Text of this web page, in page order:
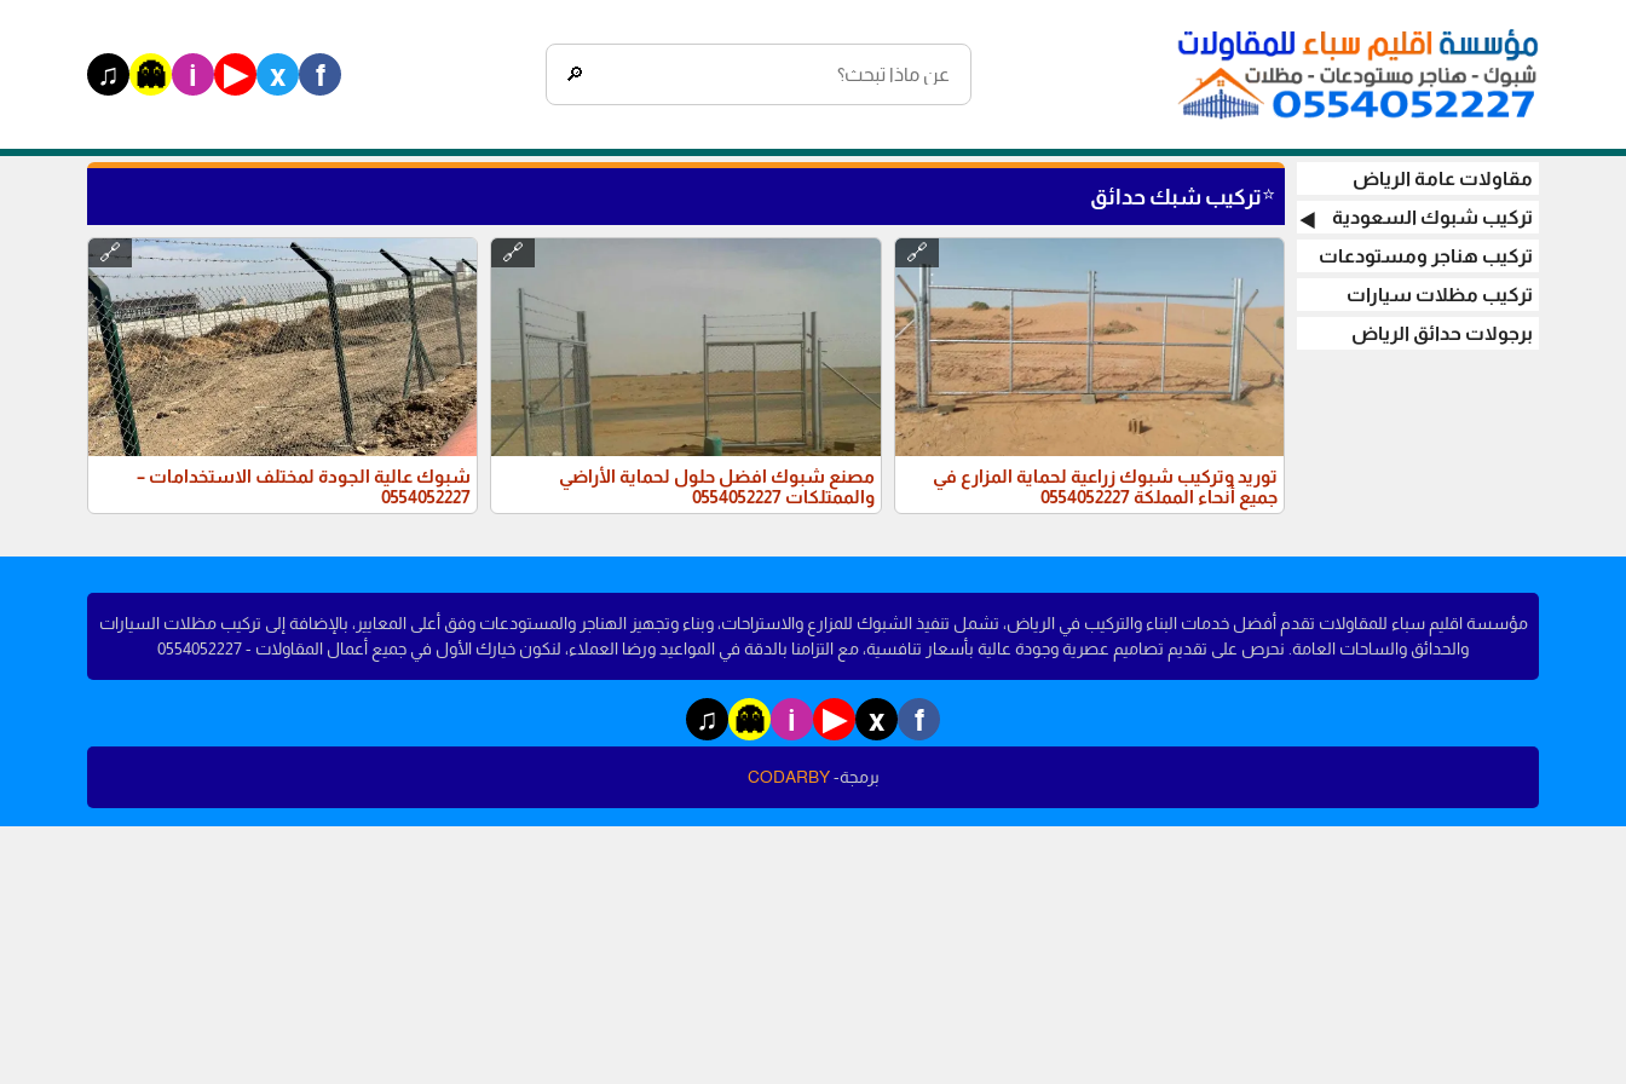
🔎
f
x
▶
i
👻
♫
مقاولات عامة الرياض
تركيب شبوك السعودية
◀️
تركيب هناجر ومستودعات
تركيب مظلات سيارات
برجولات حدائق الرياض
⭐تركيب شبك حدائق
توريد وتركيب شبوك زراعية لحماية المزارع في
جميع أنحاء المملكة 0554052227
🔗
مصنع شبوك افضل حلول لحماية الأراضي
والممتلكات 0554052227
🔗
شبوك عالية الجودة لمختلف الاستخدامات –
0554052227
🔗
مؤسسة اقليم سباء للمقاولات تقدم أفضل خدمات البناء والتركيب في الرياض، تشمل تنفيذ الشبوك للمزارع والاستراحات، وبناء وتجهيز الهناجر والمستودعات وفق أعلى المعايير، بالإضافة إلى تركيب مظلات السيارات
والحدائق والساحات العامة. نحرص على تقديم تصاميم عصرية وجودة عالية بأسعار تنافسية، مع التزامنا بالدقة في المواعيد ورضا العملاء، لنكون خيارك الأول في جميع أعمال المقاولات - 0554052227
f
x
▶
i
👻
♫
برمجة-CODARBY